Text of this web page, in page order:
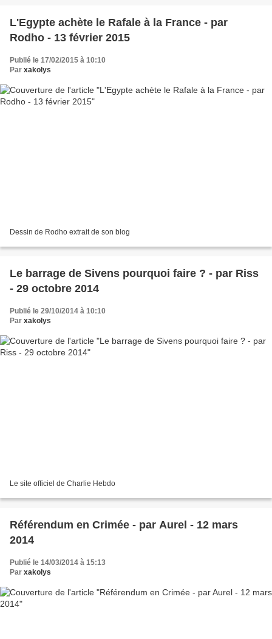
L'Egypte achète le Rafale à la France - par
Rodho - 13 février 2015
Publié le 17/02/2015 à 10:10
Par xakolys
Dessin de Rodho extrait de son blog
Le barrage de Sivens pourquoi faire ? - par Riss
- 29 octobre 2014
Publié le 29/10/2014 à 10:10
Par xakolys
Le site officiel de Charlie Hebdo
Référendum en Crimée - par Aurel - 12 mars
2014
Publié le 14/03/2014 à 15:13
Par xakolys